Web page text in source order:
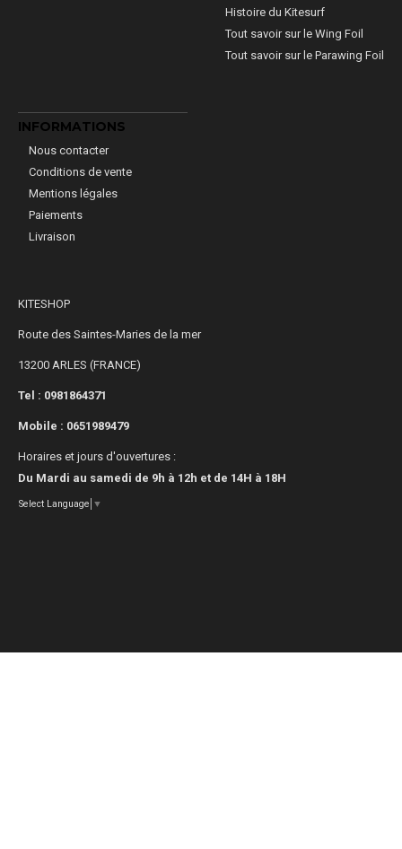
Histoire du Kitesurf
Tout savoir sur le Wing Foil
Tout savoir sur le Parawing Foil
INFORMATIONS
Nous contacter
Conditions de vente
Mentions légales
Paiements
Livraison
KITESHOP
Route des Saintes-Maries de la mer
13200 ARLES (FRANCE)
Tel : 0981864371
Mobile : 0651989479
Horaires et jours d'ouvertures :
Du Mardi au samedi de 9h à 12h et de 14H à 18H
Select Language ▼